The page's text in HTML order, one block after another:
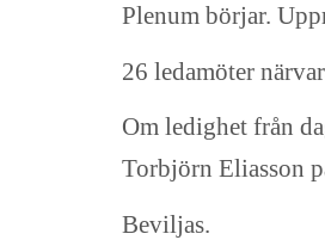
Plenum börjar.
26 ledamöter
Om ledighet från
Torbjörn Eliasson
Beviljas.